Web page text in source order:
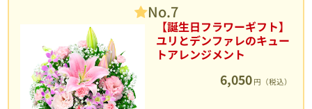
No.7
【誕生日フラワーギフト】
ユリとデンファレのキュー
トアレンジメント
6,050 円（税込）